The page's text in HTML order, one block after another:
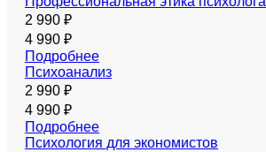
2 990 ₽
4 990 ₽
Подробнее
Психоанализ
2 990 ₽
4 990 ₽
Подробнее
Психология для экономистов